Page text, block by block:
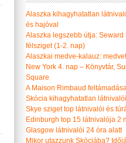
Alaszka kihagyhatatlan
és hajóval
Alaszka legszebb útja:
félsziget (1-2. nap)
Alaszkai medve-kalauz:
New York 4. nap – Könyvtár,
Square
A Maison Rimbaud
Skócia kihagyhatatlan
Skye sziget top látnivalói és
Edinburgh top 15 látnivalója 2
Glasgow látnivalói 24 óra alatt
Mikor utazzunk Skóciába?